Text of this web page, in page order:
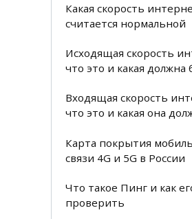
Какая скорость
считается нормальной
Исходящая скорость
что это и какая должна
Входящая скорость
что это и какая она
Карта покрытия
связи 4G и 5G в России
Что такое Пинг и как
проверить